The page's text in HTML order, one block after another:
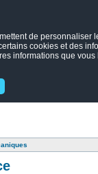
de
cookies et des
informations que